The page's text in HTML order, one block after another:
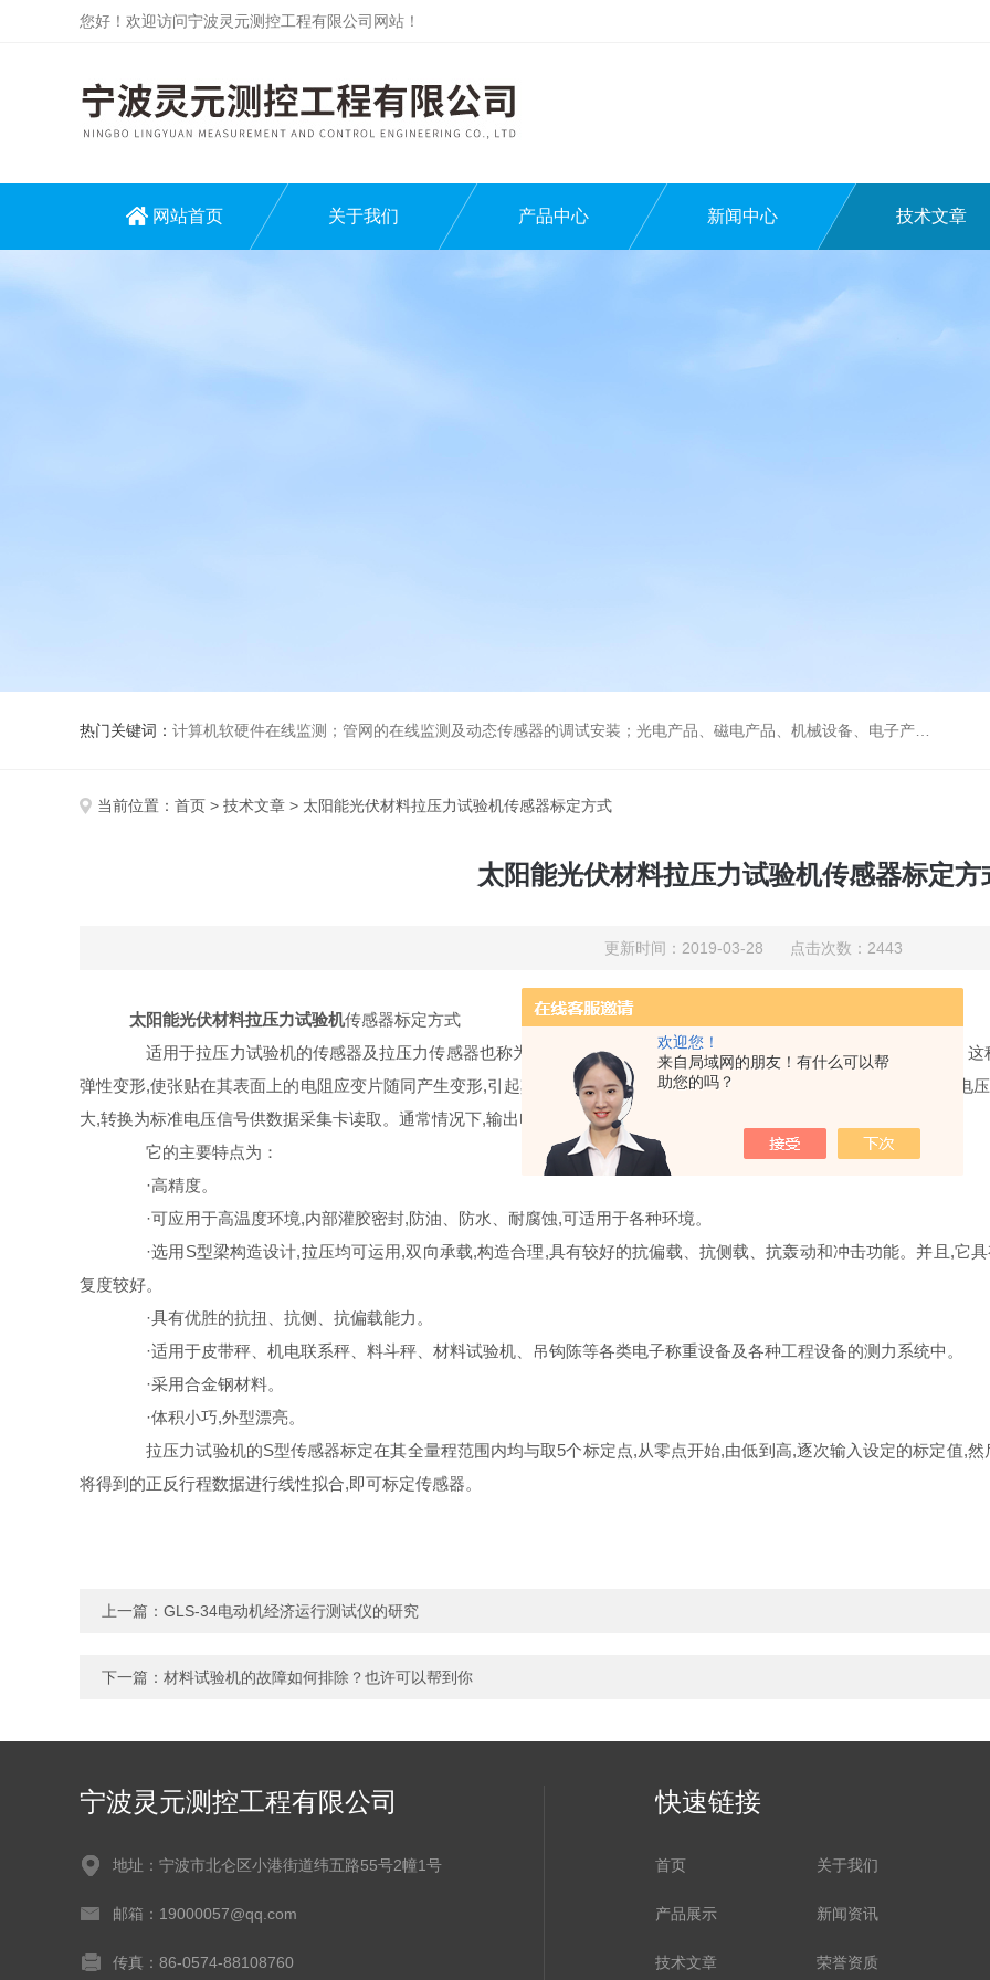
欢迎您！
来自局域网的朋友！有什么可以帮
助您的吗？
您好！欢迎访问宁波灵元测控工程有限公司网站！
网站首页 关于我们 产品中心 新闻中心 技术文章
热门关键词： 计算机软硬件在线监测；管网的在线监测及动态传感器的调试安装；光电产品、磁电产品、机械设备、电子产品、计算机软硬件研发、技术服务、技术咨询、技术转让；振动传感器、光纤传感器测试设备设计、安装；网络工程、安全防范工程、建筑智能化工程的设计、施工；压电技术的应用；配电开关控制设备的维修；机械设备、电子元器件、五金交电、仪器仪表、电气自动化系统的设计、安装及技术服务。
当前位置： 首页 > 技术文章 > 太阳能光伏材料拉压力试验机传感器标定方式
太阳能光伏材料拉压力试验机传感器标定方
更新时间：2019-03-28 点击次数：2443
太阳能光伏材料拉压力试验机传感器标定方式
适用于拉压力试验机的传感器及拉压力传感器也称为S型传感器。通常小型拉力压力试验机传感器大都挑选S型。这
弹性变形,使张贴在其表面上的电阻应变片随同产生变形,引起其阻值发作改变,然后通过相应的测量电路将电阻改变转换为电
大,转换为标准电压信号供数据采集卡读取。通常情况下,输出电压值与拉力压力成线性比例关系。
它的主要特点为：
·高精度。
·可应用于高温度环境,内部灌胶密封,防油、防水、耐腐蚀,可适用于各种环境。
·选用S型梁构造设计,拉压均可运用,双向承载,构造合理,具有较好的抗偏载、抗侧载、抗轰动和冲击功能。并且,它
复度较好。
·具有优胜的抗扭、抗侧、抗偏载能力。
·适用于皮带秤、机电联系秤、料斗秤、材料试验机、吊钩陈等各类电子称重设备及各种工程设备的测力系统中。
·采用合金钢材料。
·体积小巧,外型漂亮。
拉压力试验机的S型传感器标定在其全量程范围内均与取5个标定点,从零点开始,由低到高,逐次输入设定的标定值,然
将得到的正反行程数据进行线性拟合,即可标定传感器。
上一篇： GLS-34电动机经济运行测试仪的研究
下一篇： 材料试验机的故障如何排除？也许可以帮到你
宁波灵元测控工程有限公司
地址：宁波市北仑区小港街道纬五路55号2幢1号
邮箱：19000057@qq.com
传真：86-0574-88108760
快速链接
首页 关于我们
产品展示 新闻资讯
技术文章 荣誉资质